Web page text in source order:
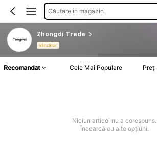
Căutare în magazin
Zhongdi Trade
Vânzător
Recomandat Cele Mai Populare Preț
Niciun articol nu a corespuns.
Încearcă cu alte opțiuni.